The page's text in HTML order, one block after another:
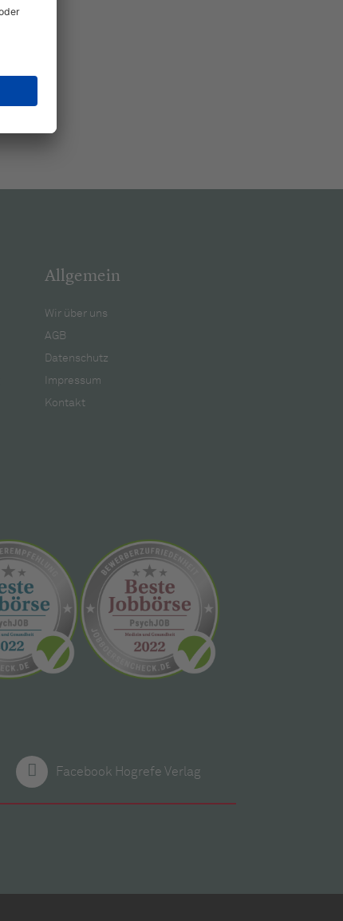
Allgemein
Wir über uns
AGB
Datenschutz
Impressum
Kontakt
Facebook Hogrefe Verlag